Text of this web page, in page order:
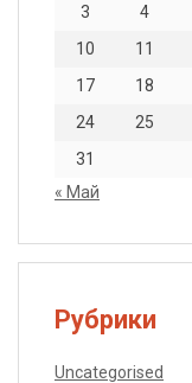
3
4
10
11
17
18
24
25
31
« Май
Рубрики
Uncategorised